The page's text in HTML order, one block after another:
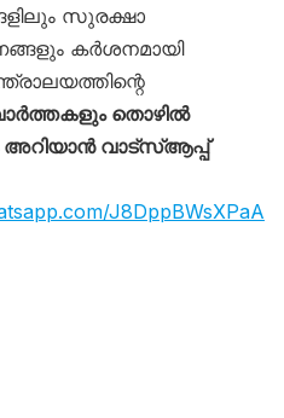
സുരക്ഷാ
കർശനമായി
തൊഴിൽ
വാട്സ്ആപ്പ്
J8DppBWsXPaA